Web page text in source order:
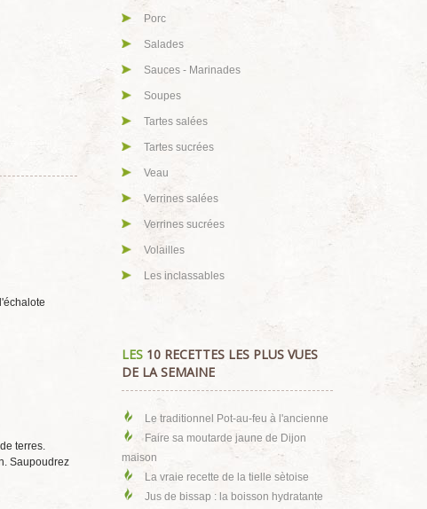
terres.
Saupoudrez
Porc
Salades
Sauces - Marinades
Soupes
Tartes salées
Tartes sucrées
Veau
Verrines salées
Verrines sucrées
Volailles
Les inclassables
LES 10 RECETTES LES PLUS VUES
DE LA SEMAINE
Le traditionnel Pot-au-feu à l'ancienne
Faire sa moutarde jaune de Dijon
maison
La vraie recette de la tielle sètoise
Jus de bissap : la boisson hydratante